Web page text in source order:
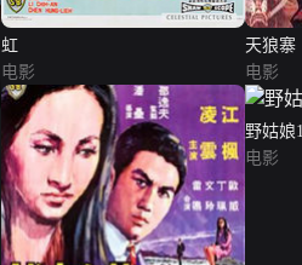
虹
电影
天狼寨
电影
野姑娘
电影